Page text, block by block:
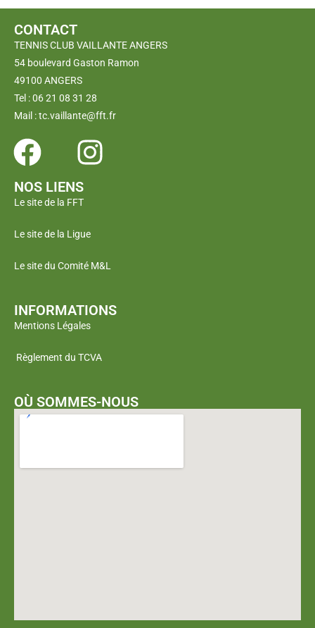
CONTACT
TENNIS CLUB VAILLANTE ANGERS
54 boulevard Gaston Ramon
49100 ANGERS
Tel : 06 21 08 31 28
Mail : tc.vaillante@fft.fr
NOS LIENS
Le site de la FFT
Le site de la Ligue
Le site du Comité M&L
INFORMATIONS
Mentions Légales
Règlement du TCVA
OÙ SOMMES-NOUS